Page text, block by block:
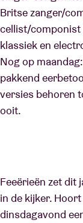
Britse zanger/
cellist/componist
klassiek en
Nog op maandag:
pakkend
versies behoren
ooit.
Feeërieën zet dit
in de kijker.
dinsdagavond